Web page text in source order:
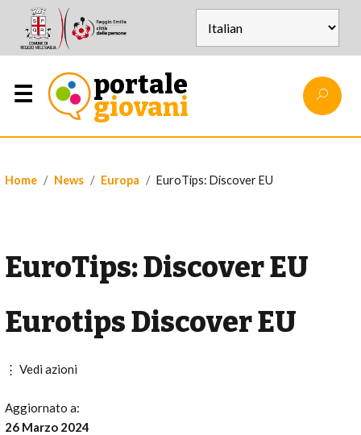
portale
giovani
Home News Europa EuroTips: Discover EU
EuroTips: Discover EU
Eurotips Discover EU
⋮ Vedi azioni
Aggiornato a:
26 Marzo 2024